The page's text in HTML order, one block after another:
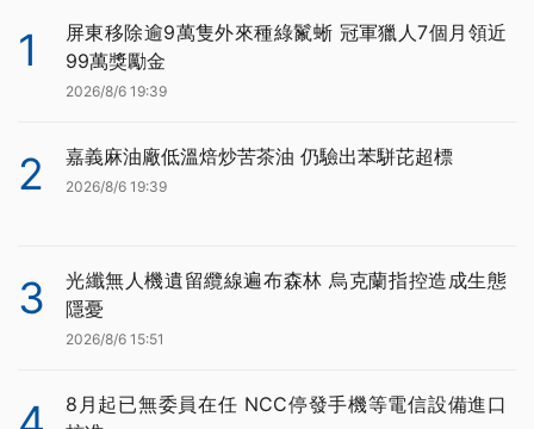
1
屏東移除逾9萬隻外來種綠鬣蜥 冠軍獵人7個月領近
99萬獎勵金
2026/8/6 19:39
2 嘉義麻油廠低溫焙炒苦茶油 仍驗出苯駢芘超標
2026/8/6 19:39
3
光纖無人機遺留纜線遍布森林 烏克蘭指控造成生態
隱憂
2026/8/6 15:51
8月起已無委員在任 NCC停發手機等電信設備進口